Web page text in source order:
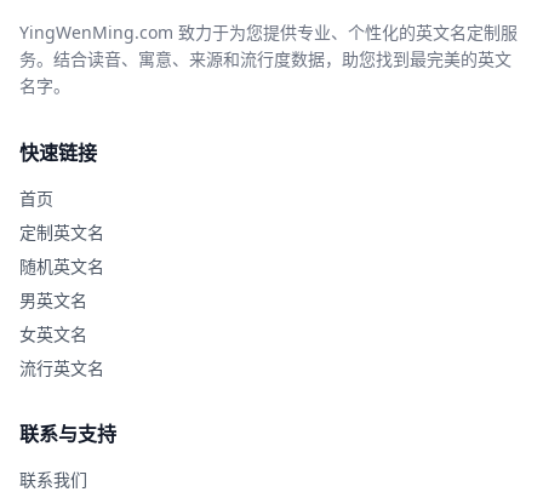
YingWenMing.com 致力于为您提供专业、个性化的英文名定制服
务。结合读音、寓意、来源和流行度数据，助您找到最完美的英文
名字。
快速链接
首页
定制英文名
随机英文名
男英文名
女英文名
流行英文名
联系与支持
联系我们